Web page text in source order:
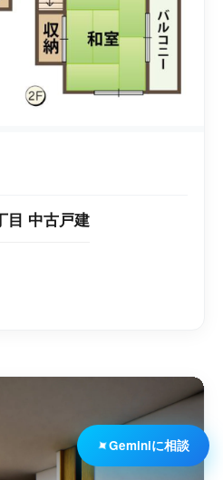
目 中古戸建
✦Geminiに相談